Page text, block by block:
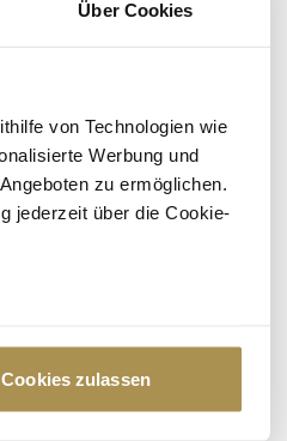
Über Cookies
von Technologien wie
Werbung und
zu ermöglichen.
jederzeit über die Cookie-
Präferenzen im
Cookies zulassen